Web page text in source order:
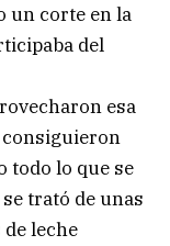
un corte en la
del
esa
consiguieron
todo lo que se
trató de unas
de leche